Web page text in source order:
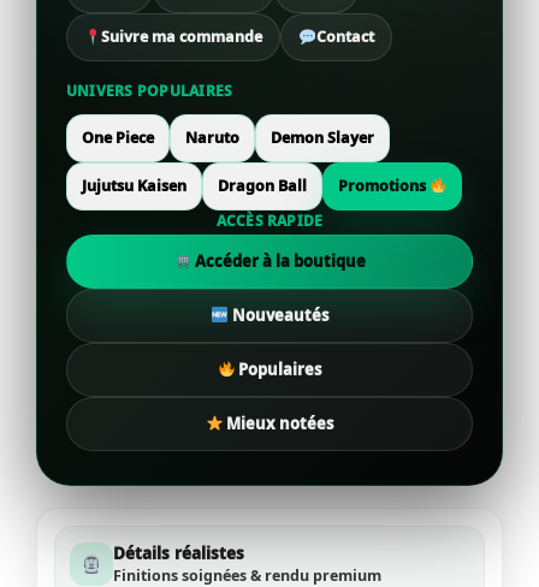
Suivre ma commande Contact
UNIVERS POPULAIRES
One Piece Naruto Demon Slayer
Jujutsu Kaisen Dragon Ball
Promotions
ACCÈS RAPIDE
Accéder à la boutique
Nouveautés
Populaires
Mieux notées
Détails réalistes
Finitions soignées & rendu premium